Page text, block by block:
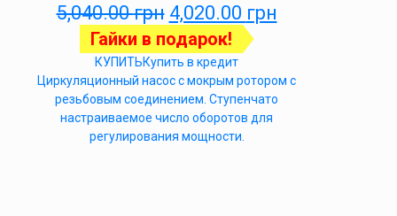
5,040.00грн 4,020.00 грн
Гайки в подарок!
КУПИТЬКупить в кредит
Циркуляционный насос с мокрым ротором с
резьбовым соединением. Ступенчато
настраиваемое число оборотов для
регулирования мощности.